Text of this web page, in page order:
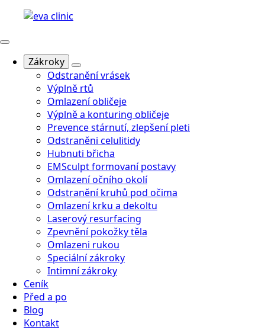
Zákroky
Odstranění vrásek
Výplně rtů
Omlazení obličeje
Výplně a konturing obličeje
Prevence stárnutí, zlepšení pleti
Odstraněni celulitidy
Hubnuti břicha
EMSculpt formovaní postavy
Omlazení očního okolí
Odstranění kruhů pod očima
Omlazení krku a dekoltu
Laserový resurfacing
Zpevnění pokožky těla
Omlazeni rukou
Speciální zákroky
Intimní zákroky
Ceník
Před a po
Blog
Kontakt